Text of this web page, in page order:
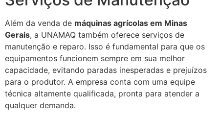
Além da venda de máquinas agrícolas em Minas
Gerais, a UNAMAQ também oferece serviços de
manutenção e reparo. Isso é fundamental para que os
equipamentos funcionem sempre em sua melhor
capacidade, evitando paradas inesperadas e prejuízos
para o produtor. A empresa conta com uma equipe
técnica altamente qualificada, pronta para atender a
qualquer demanda.